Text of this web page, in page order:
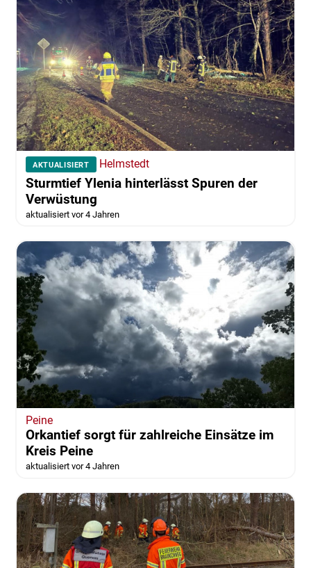
AKTUALISIERT Helmstedt
Sturmtief Ylenia hinterlässt Spuren der
Verwüstung
aktualisiert vor 4 Jahren
Peine
Orkantief sorgt für zahlreiche Einsätze im
Kreis Peine
aktualisiert vor 4 Jahren